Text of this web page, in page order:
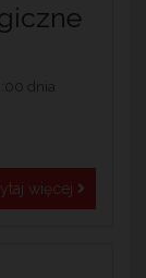
dnia
więcej